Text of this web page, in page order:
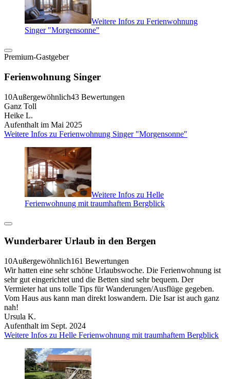
Weitere Infos zu Ferienwohnung
Singer "Morgensonne"
Premium-Gastgeber
Ferienwohnung Singer
10Außergewöhnlich43 Bewertungen
Ganz Toll
Heike L.
Aufenthalt im Mai 2025
Weitere Infos zu Ferienwohnung Singer "Morgensonne"
Weitere Infos zu Helle
Ferienwohnung mit traumhaftem Bergblick
Wunderbarer Urlaub in den Bergen
10Außergewöhnlich161 Bewertungen
Wir hatten eine sehr schöne Urlaubswoche. Die Ferienwohnung ist
sehr gut eingerichtet und die Betten sind sehr bequem. Der
Vermieter hat uns tolle Tips für Wanderungen/Ausflüge gegeben.
Vom Haus aus kann man direkt loswandern. Die Isar ist auch ganz
nah!
Ursula K.
Aufenthalt im Sept. 2024
Weitere Infos zu Helle Ferienwohnung mit traumhaftem Bergblick